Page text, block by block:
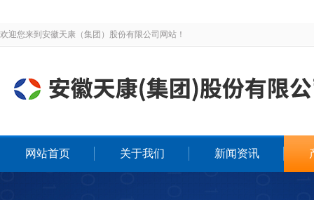
欢迎您来到安徽天康（集团）股份有限公司网站！
网站首页 关于我们 新闻资讯